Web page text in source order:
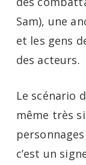
Sam), une
et les gens
des acteurs.
Le scénario
même très
c’est un